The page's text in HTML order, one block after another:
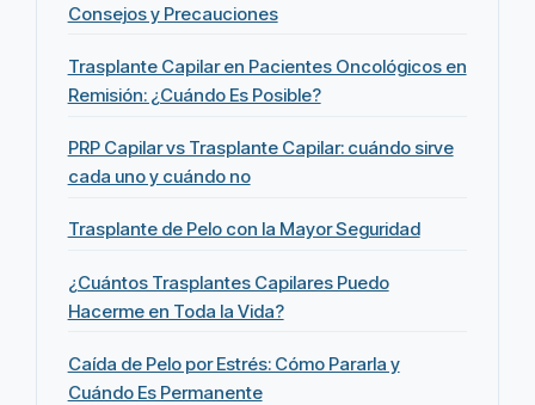
Consejos y Precauciones
Trasplante Capilar en Pacientes Oncológicos en
Remisión: ¿Cuándo Es Posible?
PRP Capilar vs Trasplante Capilar: cuándo sirve
cada uno y cuándo no
Trasplante de Pelo con la Mayor Seguridad
¿Cuántos Trasplantes Capilares Puedo
Hacerme en Toda la Vida?
Caída de Pelo por Estrés: Cómo Pararla y
Cuándo Es Permanente